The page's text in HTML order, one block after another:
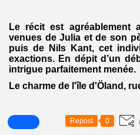
Le récit est agréablement
venues de Julia et de son
puis de Nils Kant, cet
exactions. En dépit d’un
intrigue parfaitement menée.
Le charme de l'île d'Öland,
Repost 0